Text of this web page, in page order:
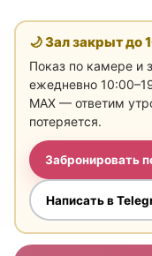
🌙 Зал закрыт до
Показ по камере и
ежедневно
MAX — ответим
потеряется.
Забронировать
Написать в